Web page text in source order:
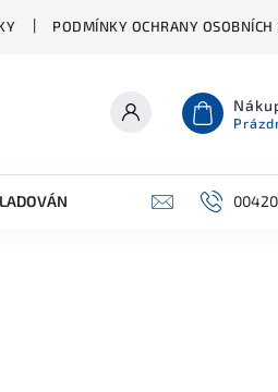
PODMÍNKY OCHRANY OSOBNÍCH
A ČIŠTĚNÍ